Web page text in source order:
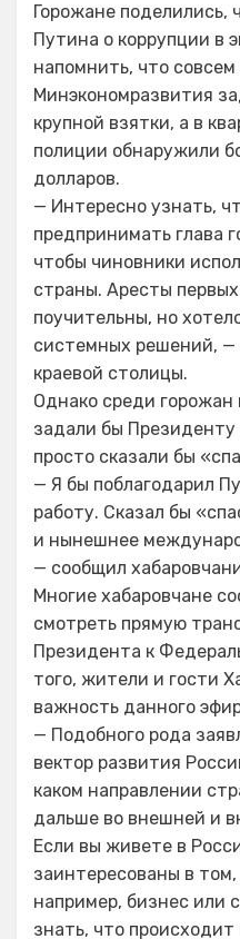
Горожане поделились,
Путина о коррупции в
напомнить, что
Минэкономразвития
крупной взятки, а в
полиции обнаружили
долларов.
— Интересно узнать,
предпринимать глава
чтобы чиновники
страны. Аресты
поучительны, но
системных решений, —
краевой столицы.
Однако среди
задали бы Президенту
просто сказали бы
— Я бы поблагодарил
работу. Сказал бы
и нынешнее
— сообщил
Многие хабаровчане
смотреть прямую
Президента к
того, жители и гости
важность данного
— Подобного рода
вектор развития
каком направлении
дальше во внешней и
Если вы живете в
заинтересованы в
например, бизнес или
знать, что